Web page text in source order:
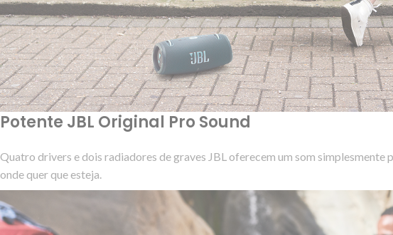
Potente JBL Original Pro Sound
Quatro drivers e dois radiadores de graves JBL oferecem um som
onde quer que esteja.